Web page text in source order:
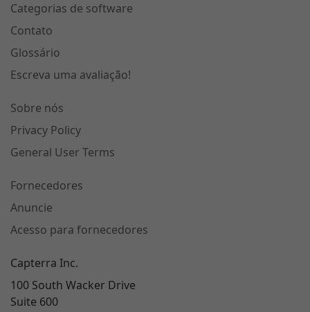
Categorias de software
Contato
Glossário
Escreva uma avaliação!
Sobre nós
Privacy Policy
General User Terms
Fornecedores
Anuncie
Acesso para fornecedores
Capterra Inc.
100 South Wacker Drive
Suite 600